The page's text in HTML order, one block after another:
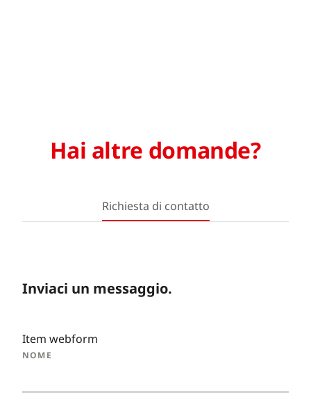
Hai altre domande?
Richiesta di contatto
Inviaci un messaggio.
Item webform
NOME